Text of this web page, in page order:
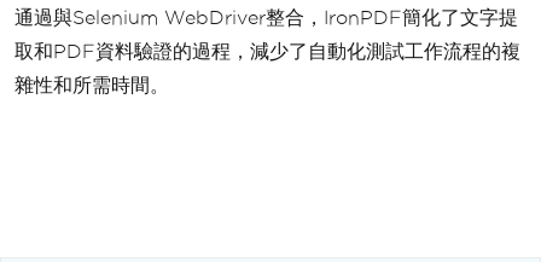
通過與Selenium WebDriver整合，IronPDF簡化了文字提
取和PDF資料驗證的過程，減少了自動化測試工作流程的複
雜性和所需時間。